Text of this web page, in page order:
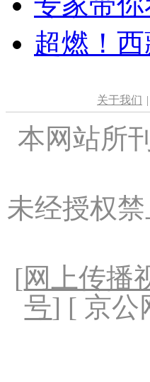
超燃！
关于我们 |
本网站所
未经授权
[网上传播
号] [ 京公